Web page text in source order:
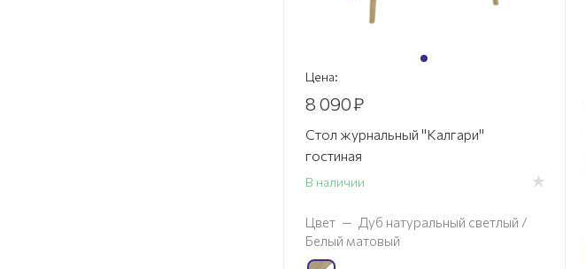
Цена:
8 090₽
Стол журнальный "Калгари"
гостиная
В наличии
Цвет — Дуб натуральный светлый /
Белый матовый